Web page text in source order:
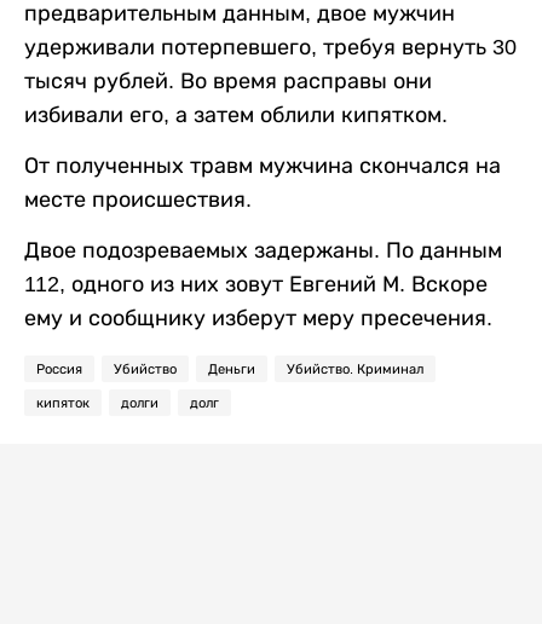
предварительным данным, двое мужчин
удерживали потерпевшего, требуя вернуть 30
тысяч рублей. Во время расправы они
избивали его, а затем облили кипятком.
От полученных травм мужчина скончался на
месте происшествия.
Двое подозреваемых задержаны. По данным
112, одного из них зовут Евгений М. Вскоре
ему и сообщнику изберут меру пресечения.
Россия Убийство Деньги Убийство. Криминал
кипяток долги долг